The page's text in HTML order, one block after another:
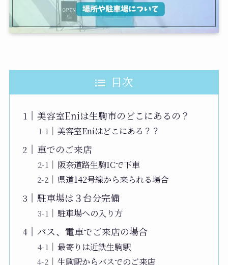
目次
美容室Eniは生駒市のどこにあるの？
美容室Eniはどこにある？？
車でのご来店
阪奈道路生駒ICで下車
県道142号線から来られる場合
駐車場は３台分完備
駐車場への入り方
バス、電車でご来店の場合
最寄りは近鉄生駒駅
生駒駅からバスでのご来店